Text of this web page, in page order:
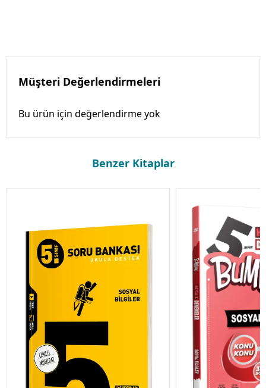
Müşteri Değerlendirmeleri
Bu ürün için değerlendirme yok
Benzer Kitaplar